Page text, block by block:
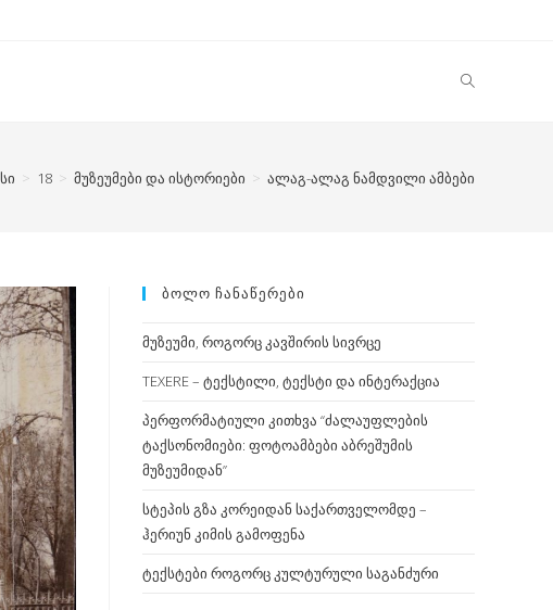
> 18 > მუზეუმები და ისტორიები > ალაგ-ალაგ ნამდვილი ამბები
ᲑᲝᲚᲝ ᲩᲐᲜᲐᲬᲔᲠᲔᲑᲘ
მუზეუმი, როგორც კავშირის სივრცე
TEXERE – ტექსტილი, ტექსტი და ინტერაქცია
პერფორმატიული კითხვა “ძალაუფლების
ტაქსონომიები: ფოტოამბები აბრეშუმის
მუზეუმიდან”
სტეპის გზა კორეიდან საქართველომდე –
ჰერიუნ კიმის გამოფენა
ტექსტები როგორც კულტურული საგანძური